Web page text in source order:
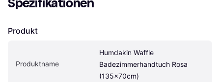
Produkt
Produktname
Humdakin Waffle
Badezimmerhandtuch Rosa
(135x70cm)